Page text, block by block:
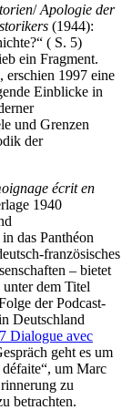
/Apologie der
(1944):
( S. 5)
ein Fragment.
1997 eine
Einblicke in
und Grenzen
der
écrit en
1940
das Panthéon
französisches
– bietet
dem Titel
der Podcast-
Deutschland
Dialogue avec
geht es um
um Marc
zu
betrachten.